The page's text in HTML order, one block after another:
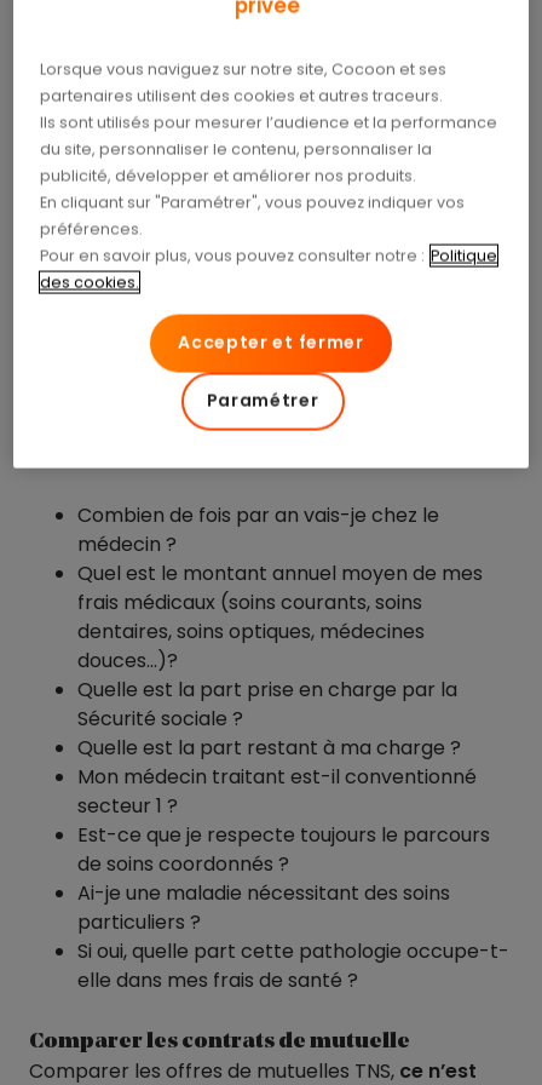
Afin de garantir la stabilité financière de son
entreprise, le travailleur indépendant doit d’abord
prendre soin de sa santé. Et pour cela, il faut
avant tout pouvoir consulter quand cela est
nécessaire. Mais en fonction de l’âge, de la
situation familiale ou des antécédents familiaux de
chacun, les besoins sont différents. Il convient
donc d’identifier ses besoins avant de trouver la
mutuelle TNS adaptée.
Identifier ses besoins
Pour identifier ses besoins de santé, le TNS doit se
Combien de fois par an vais-je chez le
médecin ?
Quel est le montant annuel moyen de mes
frais médicaux (soins courants,soins
dentaires,soins optiques, médecines
douces…)?
Quelle est la part prise en charge par la
Sécurité sociale ?
Quelle est la part restant à ma charge ?
Mon médecin traitant est-il conventionné
secteur 1 ?
Est-ce que je respecte toujours le parcours
de soins coordonnés ?
Ai-je une maladie nécessitant des soins
particuliers ?
Si oui, quelle part cette pathologie occupe-t-
elle dans mes frais de santé ?
Comparer les contrats de mutuelle
Comparer les offres de mutuelles TNS, ce n’est
Lorsque vous naviguez sur notre site, Cocoon et ses
partenaires utilisent des cookies et autres traceurs.
Ils sont utilisés pour mesurer l’audience et la performance
du site, personnaliser le contenu, personnaliser la
publicité, développer et améliorer nos produits.
En cliquant sur "Paramétrer", vous pouvez indiquer vos
préférences.
Pour en savoir plus, vous pouvez consulter notre : Politique
des cookies.
Accepter et fermer
Paramétrer